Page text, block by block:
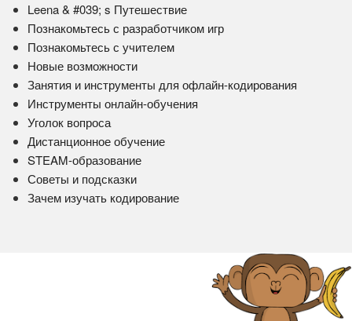
Leena & #039; s Путешествие
Познакомьтесь с разработчиком игр
Познакомьтесь с учителем
Новые возможности
Занятия и инструменты для офлайн-кодирования
Инструменты онлайн-обучения
Уголок вопроса
Дистанционное обучение
STEAM-образование
Советы и подсказки
Зачем изучать кодирование